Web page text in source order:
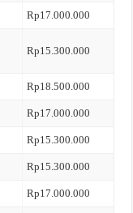
Rp17.000.000
Rp15.300.000
Rp18.500.000
Rp17.000.000
Rp15.300.000
Rp15.300.000
Rp17.000.000